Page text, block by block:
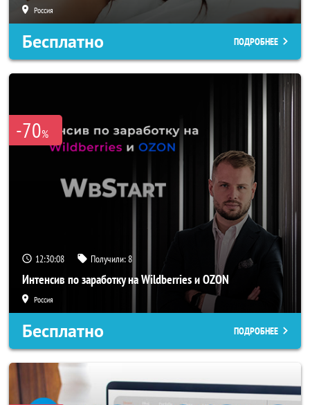
Россия
Бесплатно ПОДРОБНЕЕ
-70%
12:30:05 Получили:8
Интенсив по заработку на Wildberries и OZON
Россия
Бесплатно ПОДРОБНЕЕ